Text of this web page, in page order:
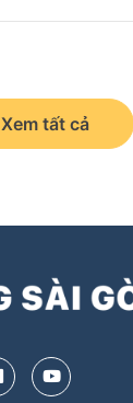
Xem tất cả